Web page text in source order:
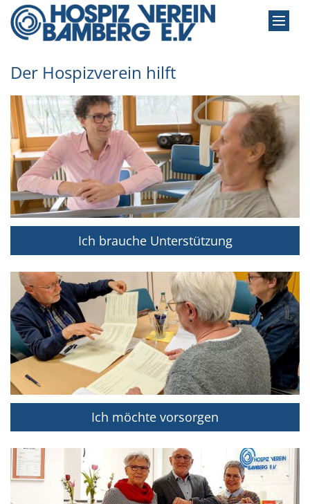
Zum Inhalt springen
Der Hospizverein hilft
Ich brauche Unterstützung
Ich möchte vorsorgen